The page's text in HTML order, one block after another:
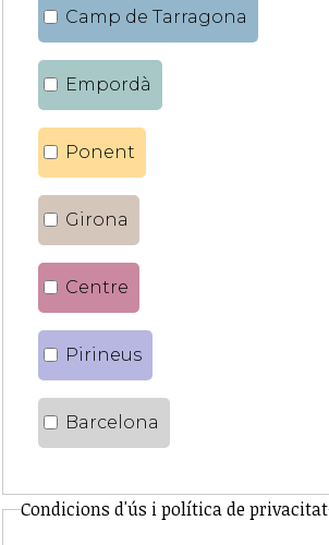
Camp de Tarragona
Empordà
Ponent
Girona
Centre
Pirineus
Barcelona
Condicions d'ús i política de privacitat